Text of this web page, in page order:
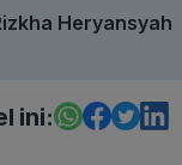
Heryansyah
ini: